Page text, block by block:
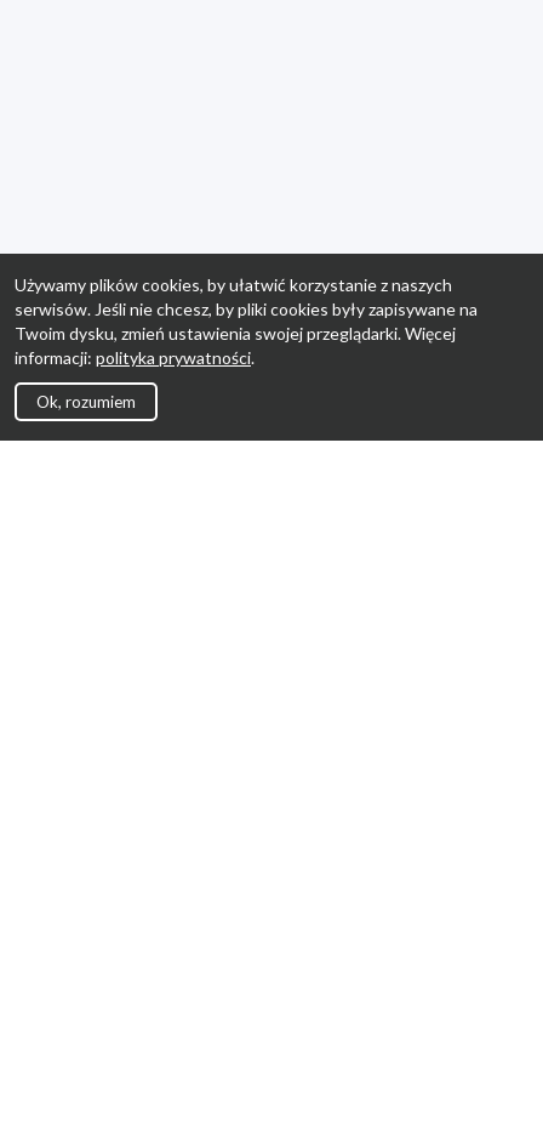
Używamy plików cookies, by ułatwić korzystanie z naszych
serwisów. Jeśli nie chcesz, by pliki cookies były zapisywane na
Twoim dysku, zmień ustawienia swojej przeglądarki. Więcej
informacji: polityka prywatności.
Ok, rozumiem